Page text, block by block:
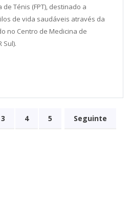
Ténis (FPT), destinado a
de vida saudáveis através da
no Centro de Medicina de
Sul).
3 4 5 Seguinte